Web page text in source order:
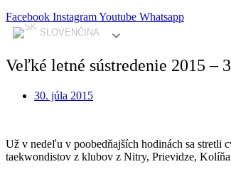
Facebook InstagramYoutube Whatsapp
SLOVENČINA
Veľké letné sústredenie 2015 –
30. júla 2015
Už v nedeľu v poobedňajších hodinách sa stretli
taekwondistov z klubov z Nitry, Prievidze,